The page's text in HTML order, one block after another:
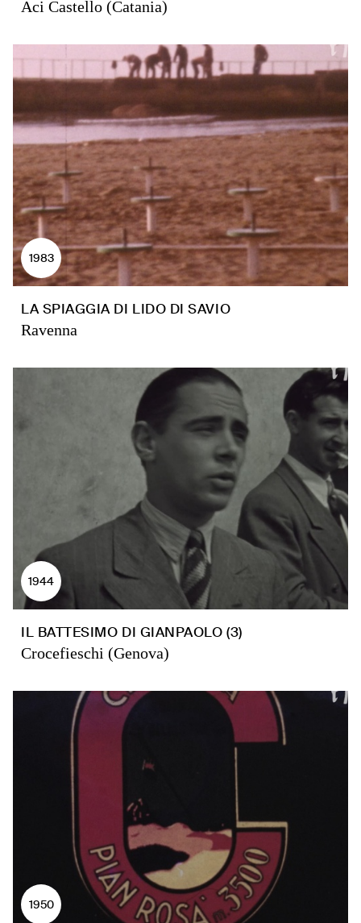
Aci Castello (Catania)
1983
LA SPIAGGIA DI LIDO DI SAVIO
Ravenna
1944
IL BATTESIMO DI GIANPAOLO (3)
Crocefieschi (Genova)
1950